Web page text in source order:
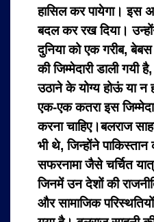
हासिल कर पायेगा। इस
बदल कर रख दिया।
दुनिया को एक गरीब,
की जिम्मेदारी डाली गयी
उठाने के योग्य होऊं या न
एक-एक कतरा इस
करना चाहिए।बलराज
भी थे, जिन्होंने
सफरनामा जैसे चर्चित
जिनमें उन देशों की
और सामाजिक